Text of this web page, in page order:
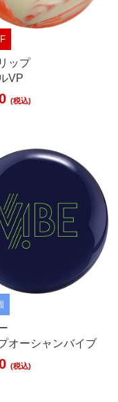
ップ
VP
(税込)
オーシャンバイブ
(税込)